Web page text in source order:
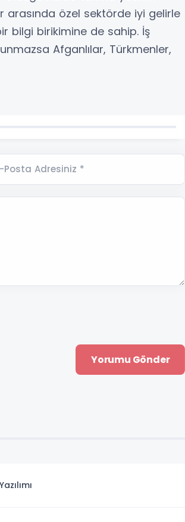
özel sektörde iyi gelirle
bilgi birikimine de sahip. İş
Afganlılar, Türkmenler,
Posta Adresiniz *